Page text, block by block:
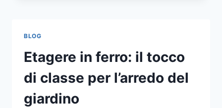
BLOG
Etagere in ferro: il tocco
di classe per l’arredo del
giardino